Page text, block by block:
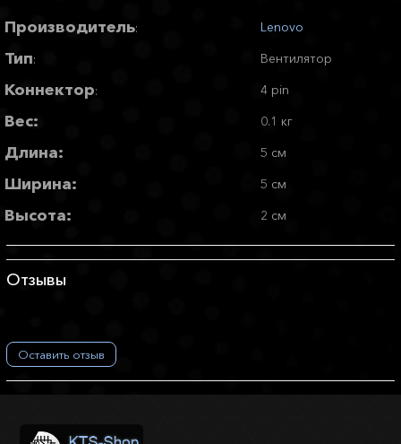
Производитель: Lenovo
Тип: Вентилятор
Коннектор: 4 pin
Вес: 0.1 кг
Длина: 5 см
Ширина: 5 см
Высота: 2 см
Отзывы
Оставить отзыв